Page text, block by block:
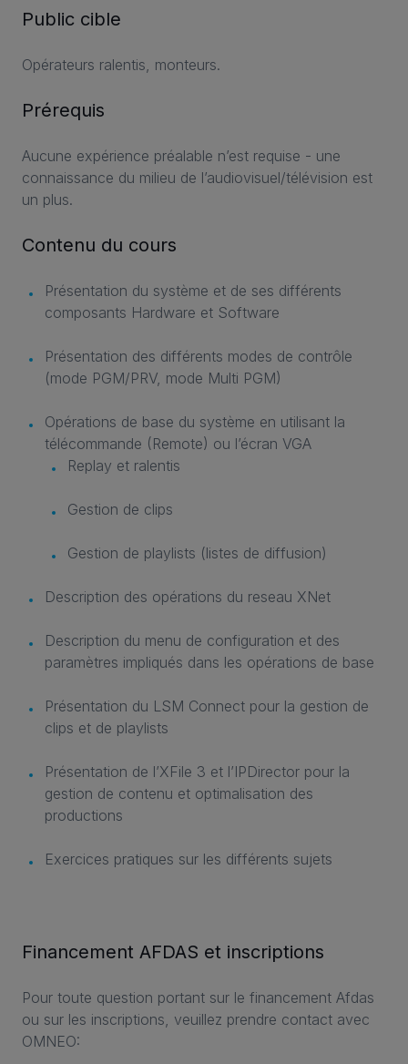
Public cible
Opérateurs ralentis, monteurs.
Prérequis
Aucune expérience préalable n’est requise - une
connaissance du milieu de l’audiovisuel/télévision est
un plus.
Contenu du cours
Présentation du système et de ses différents
composants Hardware et Software
Présentation des différents modes de contrôle
(mode PGM/PRV, mode Multi PGM)
Opérations de base du système en utilisant la
télécommande (Remote) ou l’écran VGA
Replay et ralentis
Gestion de clips
Gestion de playlists (listes de diffusion)
Description des opérations du reseau XNet
Description du menu de configuration et des
paramètres impliqués dans les opérations de base
Présentation du LSM Connect pour la gestion de
clips et de playlists
Présentation de l’XFile 3 et l’IPDirector pour la
gestion de contenu et optimalisation des
productions
Exercices pratiques sur les différents sujets
Financement AFDAS et inscriptions
Pour toute question portant sur le financement Afdas
ou sur les inscriptions, veuillez prendre contact avec
OMNEO: